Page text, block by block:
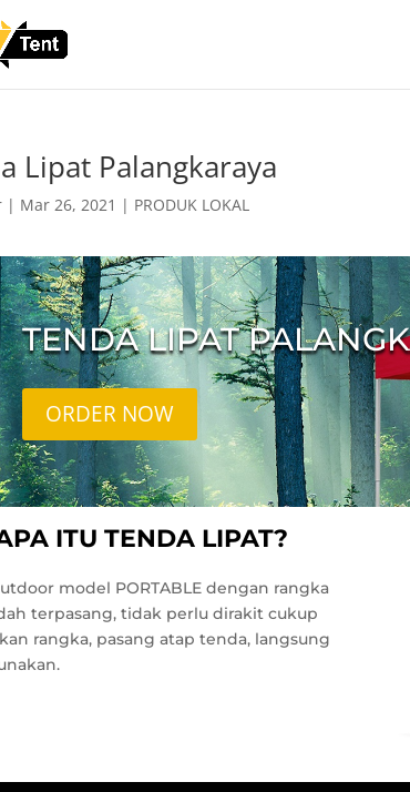
Lipat Palangkaraya
| Mar 26, 2021 | PRODUK LOKAL
TENDA LIPAT
ORDER NOW
ITU TENDA LIPAT?
model PORTABLE dengan rangka
terpasang, tidak perlu dirakit cukup
rangka, pasang atap tenda, langsung